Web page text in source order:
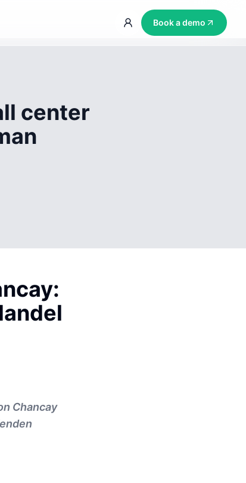
Book a demo
center
Chancay